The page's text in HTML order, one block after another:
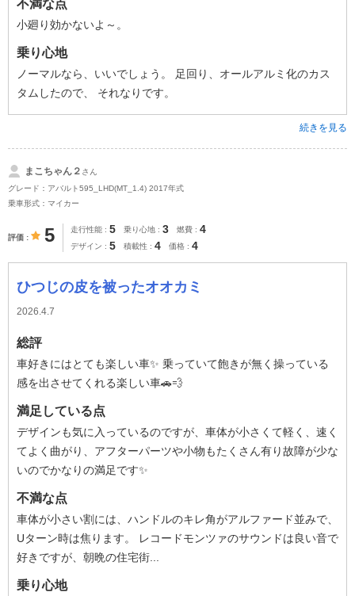
不満な点
小廻り効かないよ～。
乗り心地
ノーマルなら、いいでしょう。 足回り、オールアルミ化のカス
タムしたので、 それなりです。
続きを見る
まこちゃん２ さん
グレード：アバルト595_LHD(MT_1.4) 2017年式
乗車形式：マイカー
評価 5 走行性能 5 乗り心地 3 燃費 4
デザイン 5 積載性 4 価格 4
ひつじの皮を被ったオオカミ
2026.4.7
総評
車好きにはとても楽しい車✨ 乗っていて飽きが無く操っている
感を出させてくれる楽しい車🚗💨
満足している点
デザインも気に入っているのですが、車体が小さくて軽く、速く
てよく曲がり、アフターパーツや小物もたくさん有り故障が少な
いのでかなりの満足です✨
不満な点
車体が小さい割には、ハンドルのキレ角がアルファード並みで、
Uターン時は焦ります。 レコードモンツァのサウンドは良い音で
好きですが、朝晩の住宅街...
乗り心地